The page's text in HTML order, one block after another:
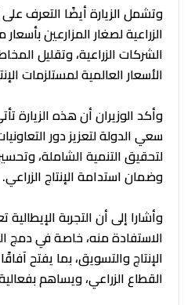
وتشمل الزيارة أيضًا التعرف على
الزراعية لصغار المزارعين
الشركات الزراعية، وتقليل
الأسعار العالمية لمستلزمات
وأكد الوزيران أن هذه
سعي الدولة لتعزيز دور
لتحقيق التنمية الشاملة،
وضمان استدامة الإنتاج الزراعي.
وأشارا إلى أن التجربة
الاستفادة منه، خاصة في دمج
الإنتاج والتسويق، بما يفتح
القطاع الزراعي، ويساهم